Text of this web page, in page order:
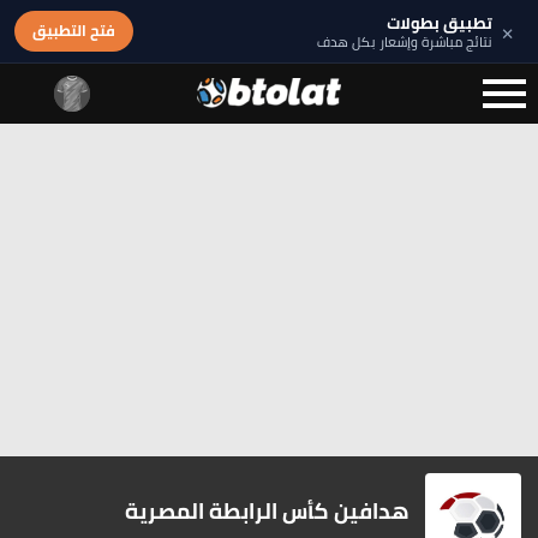
× تطبيق بطولات
نتائج مباشرة وإشعار بكل هدف فتح التطبيق
هدافين كأس الرابطة المصرية